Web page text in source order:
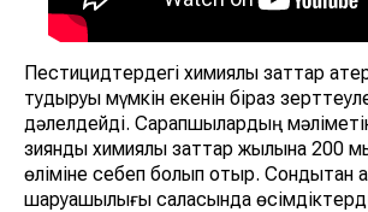
Пестицидтердегі химиялық заттар
тудыруы мүмкін екенін біраз
дәлелдейді. Сарапшылардың
зиянды химиялық заттар жылына 200
өліміне себеп болып отыр. Сондықтан
шаруашылығы саласында